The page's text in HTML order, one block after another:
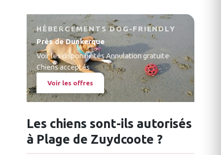
HÉBERGEMENTS DOG-FRIENDLY
Près de Dunkerque
Voir les disponibilités·Annulation gratuite·
Chiens acceptés
Voir les offres
Les chiens sont-ils autorisés
à Plage de Zuydcoote ?